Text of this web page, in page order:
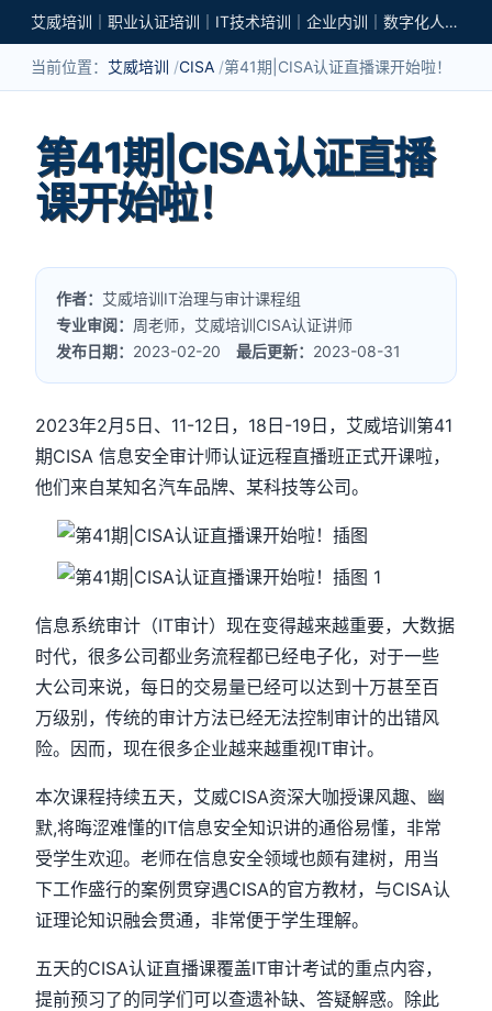
艾威培训｜职业认证培训｜IT技术培训｜企业内训｜数字化人才培养
当前位置： 艾威培训 CISA 第41期|CISA认证直播课开始啦！
第41期|CISA认证直播
课开始啦！
作者： 艾威培训IT治理与审计课程组
专业审阅： 周老师，艾威培训CISA认证讲师
发布日期： 2023-02-20最后更新： 2023-08-31
2023年2月5日、11-12日，18日-19日，艾威培训第41
期CISA 信息安全审计师认证远程直播班正式开课啦，
他们来自某知名汽车品牌、某科技等公司。
信息系统审计（IT审计）现在变得越来越重要，大数据
时代，很多公司都业务流程都已经电子化，对于一些
大公司来说，每日的交易量已经可以达到十万甚至百
万级别，传统的审计方法已经无法控制审计的出错风
险。因而，现在很多企业越来越重视IT审计。
本次课程持续五天，艾威CISA资深大咖授课风趣、幽
默,将晦涩难懂的IT信息安全知识讲的通俗易懂，非常
受学生欢迎。老师在信息安全领域也颇有建树，用当
下工作盛行的案例贯穿遇CISA的官方教材，与CISA认
证理论知识融会贯通，非常便于学生理解。
五天的CISA认证直播课覆盖IT审计考试的重点内容，
提前预习了的同学们可以查遗补缺、答疑解惑。除此